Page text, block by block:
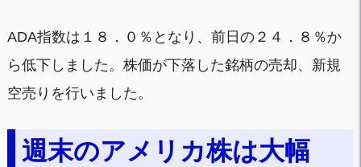
ADA指数は１８．０％となり、前日の２４．８％か
ら低下しました。株価が下落した銘柄の売却、新規
空売りを行いました。
週末のアメリカ株は大幅